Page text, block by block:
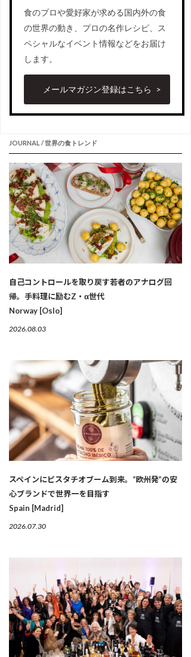
食のプロや愛好家が求める国内外の食
の世界の動き、プロの名作レシピ、ス
ペシャルなイベント情報などをお届け
します。
メールマガジン登録はこちら
JOURNAL / 世界の食トレンド
自己コントロールを取り戻す若者のアナログ回
帰。手料理に励むZ・α世代
Norway [Oslo]
2026.08.03
スペインにピスタチオブーム到来。“欧州発”の安
心ブランドで世界一を目指す
Spain [Madrid]
2026.07.30